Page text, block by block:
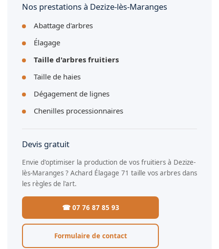
Nos prestations à Dezize-lès-Maranges
Abattage d'arbres
Élagage
Taille d'arbres fruitiers
Taille de haies
Dégagement de lignes
Chenilles processionnaires
Devis gratuit
Envie d'optimiser la production de vos fruitiers à Dezize-
lès-Maranges ? Achard Élagage 71 taille vos arbres dans
les règles de l'art.
☎ 07 76 87 85 93
Formulaire de contact